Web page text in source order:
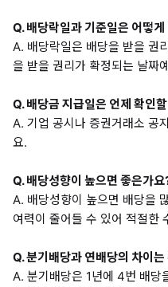
Q. 배당락일과 기준일은 어떻
A. 배당락일은 배당을 받을 권
을 받을 권리가 확정되는 날짜
Q. 배당금 지급일은 언제 확인
A. 기업 공시나 증권거래소 공
요.
Q. 배당성향이 높으면 좋은가요
A. 배당성향이 높으면 배당을
여력이 줄어들 수 있어 적절한
Q. 분기배당과 연배당의 차이
A. 분기배당은 1년에 4번 배당